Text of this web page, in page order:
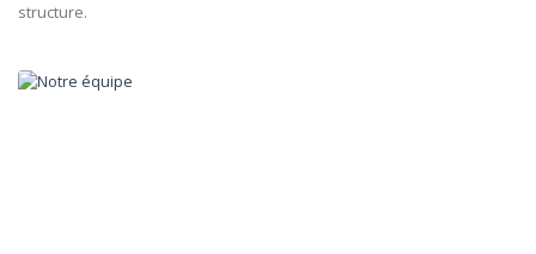
structure.